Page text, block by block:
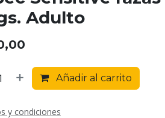
Adulto
Añadir al carrito
y condiciones